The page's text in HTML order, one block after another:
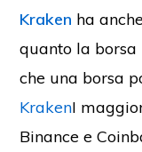
Kraken ha
quanto la
che una borsa
KrakenI
Binance e